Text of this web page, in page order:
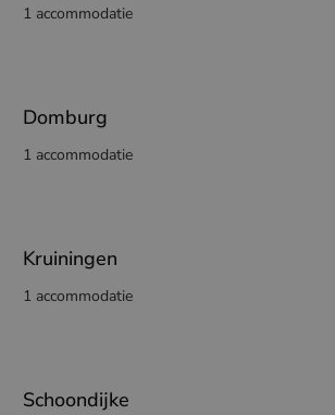
1 accommodatie
Domburg
1 accommodatie
Kruiningen
1 accommodatie
Schoondijke